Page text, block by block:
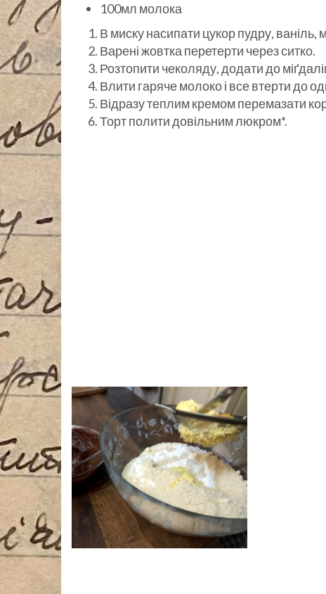
100мл молока
В миску насипати цукор пудру, ваніль,
Варені жовтка перетерти через ситко.
Розтопити чеколяду, додати до
Влити гаряче молоко і все втерти до
Відразу теплим кремом перемазати
Торт полити довільним люкром*.